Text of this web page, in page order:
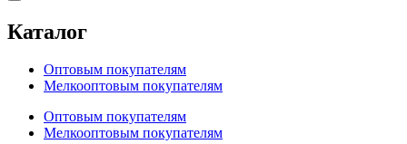
Каталог
Оптовым покупателям
Мелкооптовым покупателям
Оптовым покупателям
Мелкооптовым покупателям